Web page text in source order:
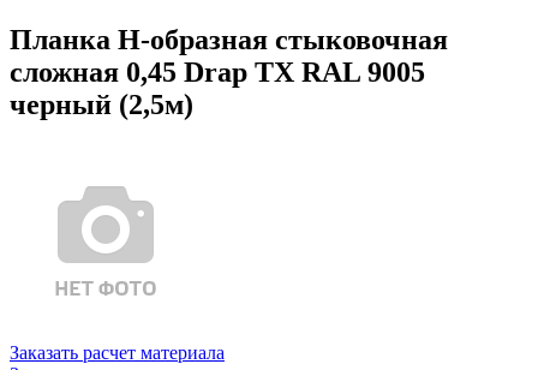
Планка Н-образная стыковочная
сложная 0,45 Drap TX RAL 9005
черный (2,5м)
Заказать расчет материала